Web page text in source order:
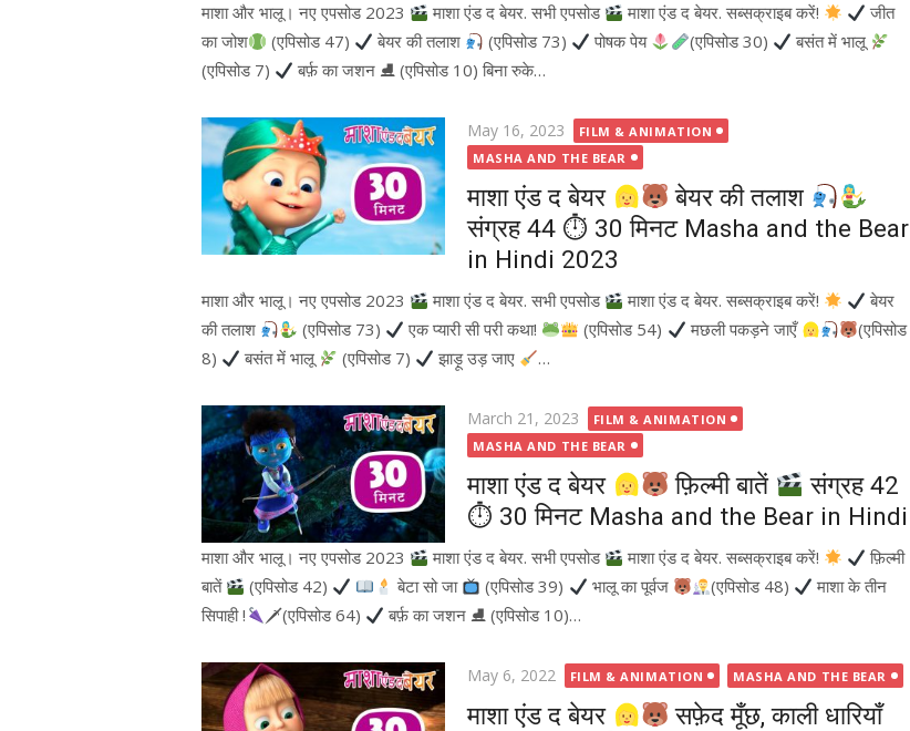
माशा और भालू। नए एपसोड 2023 माशा एंड द बेयर. सभी एपसोड माशा एंड द बेयर. सब्सक्राइब करें!
जीत
का जोश
(एपिसोड 47) बेयर की तलाश (एपिसोड 73) पोषक पेय (एपिसोड 30)
बसंत में भालू
(एपिसोड 7)
बर्फ़ का जशन ⛸ (एपिसोड 10) बिना रुके…
Posted
on
May 16, 2023
FILM & ANIMATION
MASHA AND THE BEAR
माशा एंड द बेयर
बेयर की तलाश
संग्रह 44 ⏱ 30 मिनट Masha and the Bear
in Hindi 2023
माशा और भालू। नए एपसोड 2023 माशा एंड द बेयर. सभी एपसोड माशा एंड द बेयर. सब्सक्राइब करें!
बेयर
की तलाश
(एपिसोड 73) एक प्यारी सी परी कथा! (एपिसोड 54) मछली पकड़ने जाएँ
(एपिसोड
8)
बसंत में भालू (एपिसोड 7) झाड़ू उड़ जाए …
Posted
on
March 21, 2023
FILM & ANIMATION
MASHA AND THE BEAR
माशा एंड द बेयर फ़िल्मी बातें
संग्रह 42
⏱ 30 मिनट Masha and the Bear in Hindi
माशा और भालू। नए एपसोड 2023 माशा एंड द बेयर. सभी एपसोड माशा एंड द बेयर. सब्सक्राइब करें!
फ़िल्मी
बातें
(एपिसोड 42) बेटा सो जा (एपिसोड 39) भालू का पूर्वज (एपिसोड 48)
माशा के तीन
सिपाही !
🗡(एपिसोड 64) बर्फ़ का जशन ⛸ (एपिसोड 10)…
Posted
May 6, 2022 FILM & ANIMATION MASHA AND THE BEAR
माशा एंड द बेयर
सफ़ेद मूँछ, काली धारियाँ